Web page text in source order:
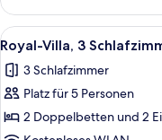
Villa,
3 Schlafzimmer
Alle
Fotos
für
Royal-
Villa,
1
Royal-Villa, 3
3 Schlafzimmer
Platz für 5 Personen
2 Doppelbetten und 2